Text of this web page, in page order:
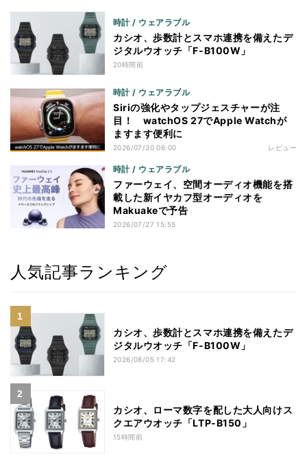
時計 / ウェアラブル
カシオ、歩数計とスマホ連携を備えたデ
ジタルウオッチ「F-B100W」
20時間前
時計 / ウェアラブル
Siriの強化やタップジェスチャーが注
目！ watchOS 27でApple Watchが
ますます便利に
2026/07/30 06:00 レビュー
時計 / ウェアラブル
ファーウェイ、空間オーディオ機能を搭
載した新イヤカフ型オーディオを
Makuakeで予告
2026/07/27 15:55
人気記事ランキング
カシオ、歩数計とスマホ連携を備えたデ
ジタルウオッチ「F-B100W」
2026/08/05 17:42
カシオ、ローマ数字を配した大人向けス
クエアウオッチ「LTP-B150」
15時間前